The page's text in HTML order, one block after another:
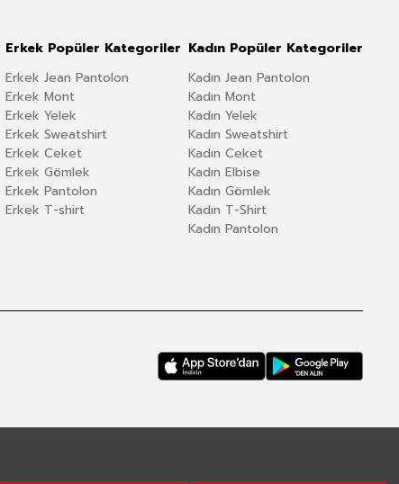
Erkek Popüler Kategoriler
Erkek Jean Pantolon
Erkek Mont
Erkek Yelek
Erkek Sweatshirt
Erkek Ceket
Erkek Gömlek
Erkek Pantolon
Erkek T-shirt
Kadın Popüler Kategoriler
Kadın Jean Pantolon
Kadın Mont
Kadın Yelek
Kadın Sweatshirt
Kadın Ceket
Kadın Elbise
Kadın Gömlek
Kadın T-Shirt
Kadın Pantolon